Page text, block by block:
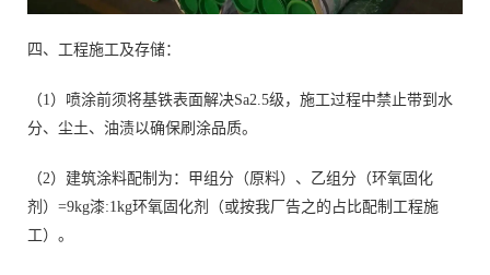
四、工程施工及存储：
（1）喷涂前须将基铁表面解决Sa2.5级，施工过程中禁止带到水
分、尘土、油渍以确保刷涂品质。
（2）建筑涂料配制为：甲组分（原料）、乙组分（环氧固化
剂）=9kg漆:1kg环氧固化剂（或按我厂告之的占比配制工程施
工）。